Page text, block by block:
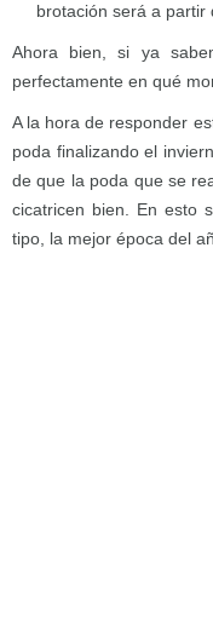
brotación será a partir
Ahora bien, si ya
perfectamente en qué
A la hora de responder
poda finalizando el
de que la poda que se
cicatricen bien. En esto
tipo, la mejor época del